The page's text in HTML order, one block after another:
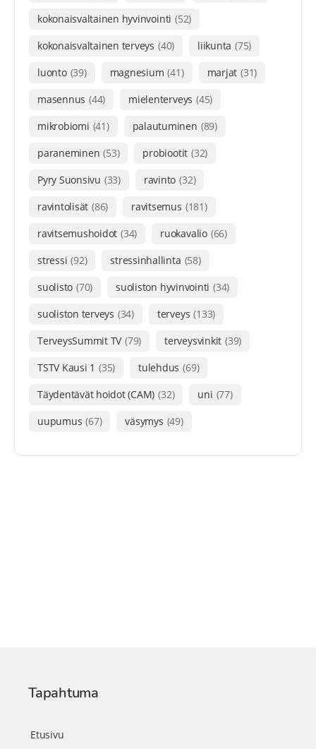
kokonaisvaltainen hyvinvointi (52)
kokonaisvaltainen terveys (40) liikunta (75)
luonto (39) magnesium (41) marjat (31)
masennus (44) mielenterveys (45)
mikrobiomi (41) palautuminen (89)
paraneminen (53) probiootit (32)
Pyry Suonsivu (33) ravinto (32)
ravintolisät (86) ravitsemus (181)
ravitsemushoidot (34) ruokavalio (66)
stressi (92) stressinhallinta (58)
suolisto (70) suoliston hyvinvointi (34)
suoliston terveys (34) terveys (133)
TerveysSummit TV (79) terveysvinkit (39)
TSTV Kausi 1 (35) tulehdus (69)
Täydentävät hoidot (CAM) (32) uni (77)
uupumus (67) väsymys (49)
Tapahtuma
Etusivu